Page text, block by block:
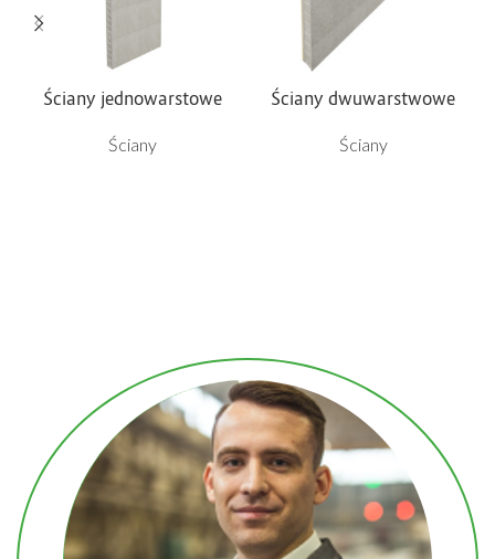
Ściany jednowarstowe
Ściany
Ściany dwuwarstwowe
Ściany